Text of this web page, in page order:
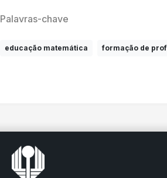
Palavras-chave
educação matemática formação de